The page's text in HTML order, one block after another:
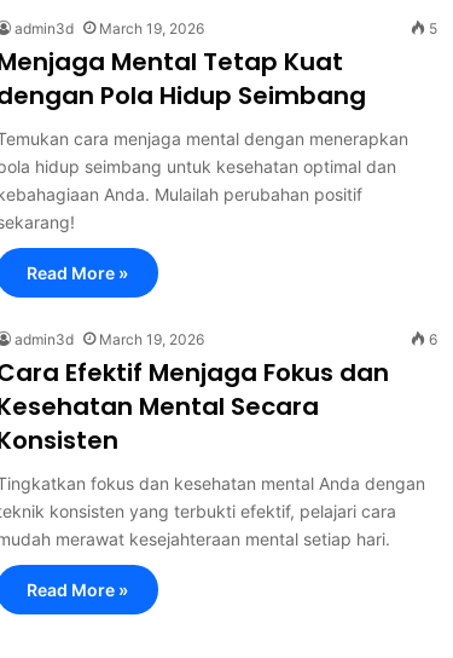
admin3d March 19, 2026 5
Mental Tetap Kuat
Pola Hidup Seimbang
cara menjaga mental dengan menerapkan
hidup seimbang untuk kesehatan optimal dan
Anda. Mulailah perubahan positif
Read More »
admin3d March 19, 2026 6
Efektif Menjaga Fokus dan
Mental Secara
fokus dan kesehatan mental Anda dengan
konsisten yang terbukti efektif, pelajari cara
merawat kesejahteraan mental setiap hari.
Read More »